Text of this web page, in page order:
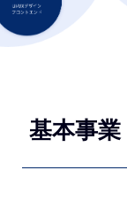
基本事業